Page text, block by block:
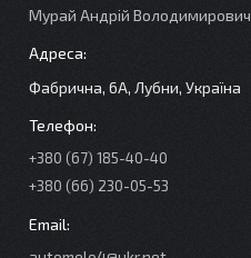
Мурай Андрій Володимирович
Фабрична, 6А, Лубни, Україна
+380 (67) 185-40-40
+380 (66) 230-05-53